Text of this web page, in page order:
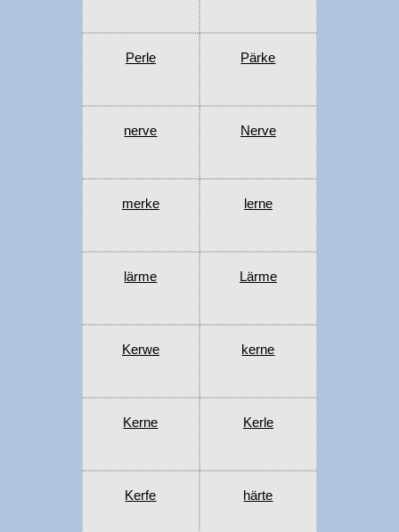
Perle Pärke
nerve Nerve
merke lerne
lärme Lärme
Kerwe kerne
Kerne Kerle
Kerfe härte